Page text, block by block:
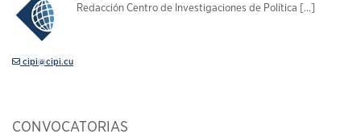
Redacción Centro de Investigaciones de Política [...]
cipi@cipi.cu
CONVOCATORIAS